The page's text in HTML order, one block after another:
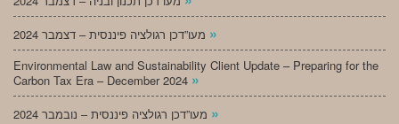
»
Environmental Law and Sustainability Client Update – Preparing for the
Carbon Tax Era – December 2024 »
»